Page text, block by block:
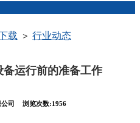
载 > 行业动态
运行前的准备工作
司 浏览次数:1956